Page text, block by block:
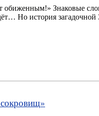
обиженным!» Знаковые
Но история
»